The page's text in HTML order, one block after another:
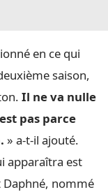
en ce qui
saison,
Il ne va nulle
pas parce
» a-t-il ajouté.
apparaîtra est
Daphné, nommé